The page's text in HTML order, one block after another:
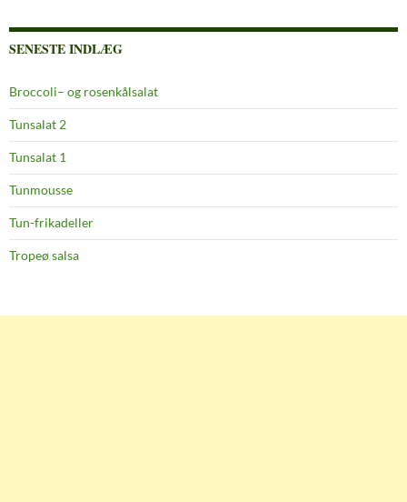
SENESTE INDLÆG
Broccoli– og rosenkålsalat
Tunsalat 2
Tunsalat 1
Tunmousse
Tun-frikadeller
Tropeø salsa